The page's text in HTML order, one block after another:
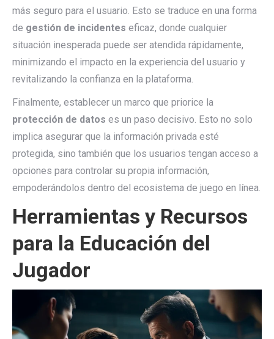
más seguro para el usuario. Esto se traduce en una forma
de gestión de incidentes eficaz, donde cualquier
situación inesperada puede ser atendida rápidamente,
minimizando el impacto en la experiencia del usuario y
revitalizando la confianza en la plataforma.
Finalmente, establecer un marco que priorice la
protección de datos es un paso decisivo. Esto no solo
implica asegurar que la información privada esté
protegida, sino también que los usuarios tengan acceso a
opciones para controlar su propia información,
empoderándolos dentro del ecosistema de juego en línea.
Herramientas y Recursos
para la Educación del
Jugador